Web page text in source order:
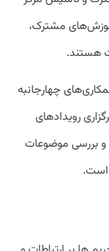
مشترک،
هستند.
چهارجانبه
رویدادهای
بررسی موضوعات
است.